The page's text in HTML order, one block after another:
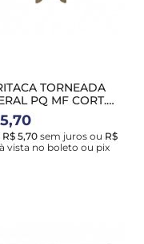
TORNEADA
PQ MF CORT.
BRANCA
R$ 5,70 sem juros ou R$
à vista no boleto ou pix